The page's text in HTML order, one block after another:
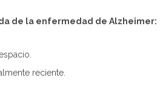
de la enfermedad de Alzheimer:
reciente.